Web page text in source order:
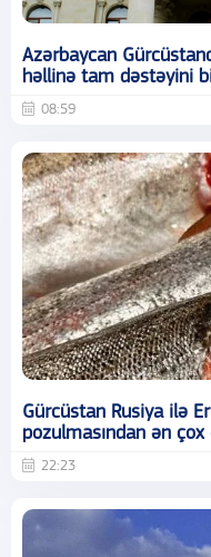
Azərbaycan
həllinə tam dəstəyini
08:59
Gürcüstan Rusiya ilə
pozulmasından ən
22:23